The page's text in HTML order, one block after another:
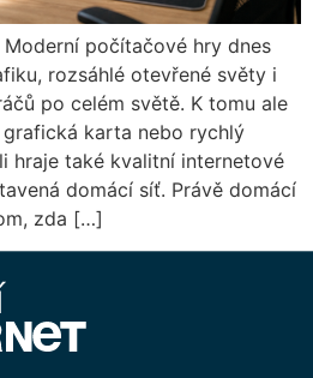
počítačové hry dnes
rozsáhlé otevřené světy i
po celém světě. K tomu ale
karta nebo rychlý
hraje také kvalitní internetové
domácí síť. Právě domácí
zda […]